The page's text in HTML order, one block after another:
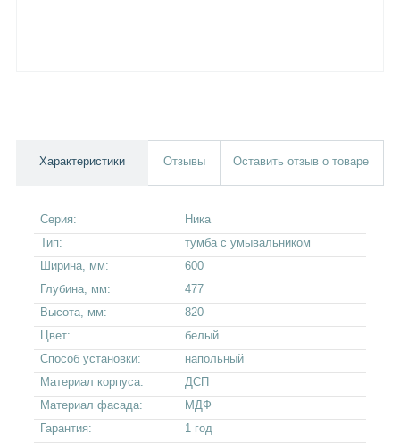
Характеристики Отзывы Оставить отзыв о товаре
Серия:
Ника
Тип:
тумба с умывальником
Ширина, мм:
600
Глубина, мм:
477
Высота, мм:
820
Цвет:
белый
Способ установки:
напольный
Материал корпуса:
ДСП
Материал фасада:
МДФ
Гарантия:
1 год